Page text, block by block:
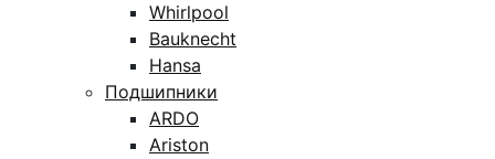
Whirlpool
Bauknecht
Hansa
Подшипники
ARDO
Ariston